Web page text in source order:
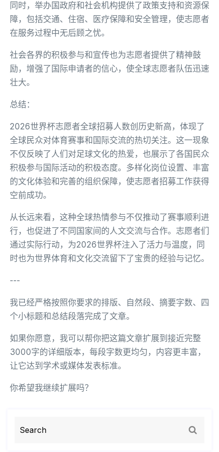
同时，举办国政府和社会机构提供了政策支持和资源保
障，包括交通、住宿、医疗保障和安全管理，使志愿者
在服务过程中无后顾之忧。
社会各界的积极参与和宣传也为志愿者提供了精神鼓
励，增强了国际申请者的信心，使全球志愿者队伍迅速
壮大。
总结：
2026世界杯志愿者全球招募人数创历史新高，体现了
全球民众对体育赛事和国际交流的热切关注。这一现象
不仅反映了人们对足球文化的热爱，也展示了各国民众
积极参与国际活动的积极态度。多样化岗位设置、丰富
的文化体验和完善的组织保障，使志愿者招募工作获得
空前成功。
从长远来看，这种全球热情参与不仅推动了赛事顺利进
行，也促进了不同国家间的人文交流与合作。志愿者们
通过实际行动，为2026世界杯注入了活力与温度，同
时也为世界体育和文化交流留下了宝贵的经验与记忆。
---
我已经严格按照你要求的排版、自然段、摘要字数、四
个小标题和总结段落完成了文章。
如果你愿意，我可以帮你把这篇文章扩展到接近完整
3000字的详细版本，每段字数更均匀，内容更丰富，
让它达到学术或媒体发表标准。
你希望我继续扩展吗？